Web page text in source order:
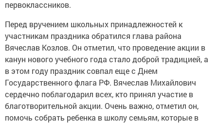
первоклассников.
Перед вручением школьных принадлежностей к
участникам праздника обратился глава района
Вячеслав Козлов. Он отметил, что проведение акции в
канун нового учебного года стало доброй традицией, а
в этом году праздник совпал еще с Днем
Государственного флага РФ. Вячеслав Михайлович
сердечно поблагодарил всех, кто принял участие в
благотворительной акции. Очень важно, отметил он,
помочь собрать ребенка в школу семьям, которые в